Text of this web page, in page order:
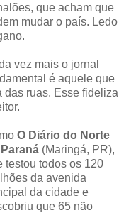
que acham que
mudar o país. Ledo
vez mais o jornal
é aquele que
das ruas. Esse fideliza
O Diário do Norte
(Maringá, PR),
testou todos os 120
da avenida
da cidade e
que 65 não